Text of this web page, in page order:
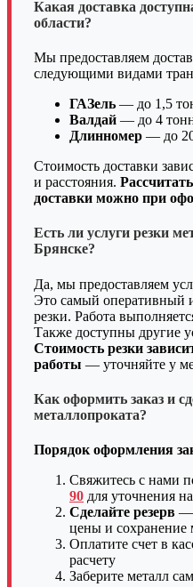
Какая доставка
области?
Мы предоставляем
следующими видами
ГАЗель — до 1,5
Валдай — до 4
Длинномер — до
Стоимость доставки
и расстояния.
доставки можно при
Есть ли услуги резки
Брянске?
Да, мы предоставляем
Это самый оперативный
резки. Работа
Также доступны другие
Стоимость резки
работы — уточняйте у
Как оформить заказ и
металлопроката?
Порядок оформления
Свяжитесь с нами
90 для уточнения
Сделайте резерв —
цены и сохранение
Оплатите счет в
расчету
Заберите металл